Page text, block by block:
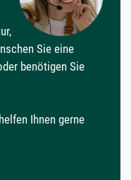
Sie eine
benötigen Sie
Ihnen gerne